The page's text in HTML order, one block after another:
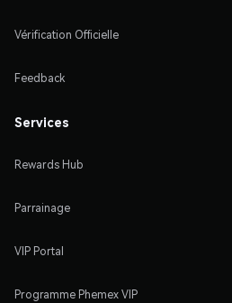
Vérification Officielle
Feedback
Services
Rewards Hub
Parrainage
VIP Portal
Programme Phemex VIP